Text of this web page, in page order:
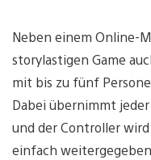
Neben einem Online-
storylastigen Game
mit bis zu fünf
Dabei übernimmt
und der Controller
einfach